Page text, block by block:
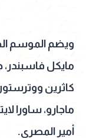
ويضم الموسم
مايكل
كاثرين
ماجارو، ساورا
أمير المصري.